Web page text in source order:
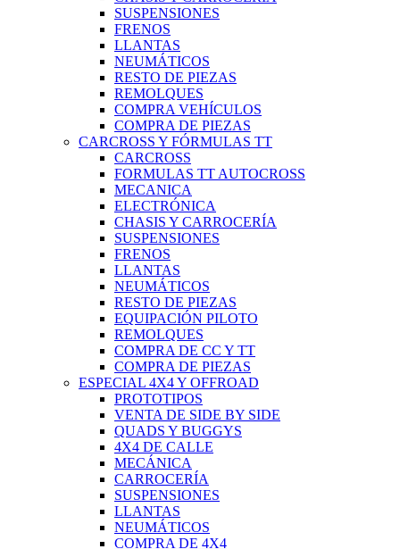
SUSPENSIONES
FRENOS
LLANTAS
NEUMÁTICOS
RESTO DE PIEZAS
REMOLQUES
COMPRA VEHÍCULOS
COMPRA DE PIEZAS
CARCROSS Y FÓRMULAS TT
CARCROSS
FORMULAS TT AUTOCROSS
MECANICA
ELECTRÓNICA
CHASIS Y CARROCERÍA
SUSPENSIONES
FRENOS
LLANTAS
NEUMÁTICOS
RESTO DE PIEZAS
EQUIPACIÓN PILOTO
REMOLQUES
COMPRA DE CC Y TT
COMPRA DE PIEZAS
ESPECIAL 4X4 Y OFFROAD
PROTOTIPOS
VENTA DE SIDE BY SIDE
QUADS Y BUGGYS
4X4 DE CALLE
MECÁNICA
CARROCERÍA
SUSPENSIONES
LLANTAS
NEUMÁTICOS
COMPRA DE 4X4